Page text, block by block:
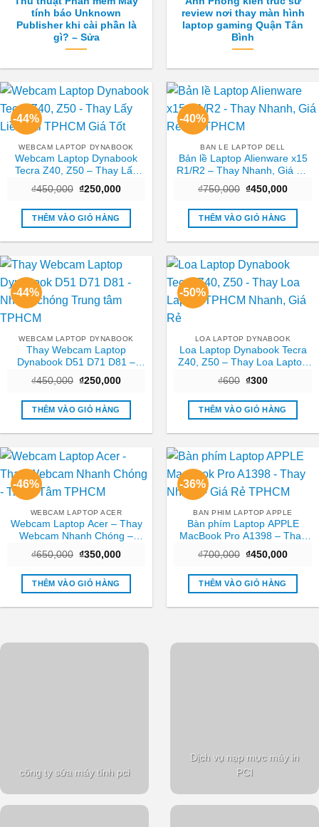
tính báo Unknown
Publisher khi cài phần là
gì? – Sửa
review nơi thay màn hình
laptop gaming Quận Tân
Bình
-44%
WEBCAM LAPTOP DYNABOOK
Webcam Laptop Dynabook
Tecra Z40, Z50 – Thay Lấy
₫450,000 Giá
là:
₫450,000.
₫250,000Giá
tại
₫250,000.
THÊM VÀO GIỎ HÀNG
-40%
BAN LE LAPTOP DELL
Bản lề Laptop Alienware x15
R1/R2 – Thay Nhanh, Giá Rẻ
₫750,000 Giá
là:
₫750,000.
₫450,000Giá
tại
THÊM VÀO GIỎ HÀNG
-44%
WEBCAM LAPTOP DYNABOOK
Thay Webcam Laptop
Dynabook D51 D71 D81 –
TPHCM
₫450,000 Giá
là:
₫450,000.
₫250,000Giá
tại
₫250,000.
THÊM VÀO GIỎ HÀNG
-50%
LOA LAPTOP DYNABOOK
Loa Laptop Dynabook Tecra
Z40, Z50 – Thay Loa Laptop
₫600 Giá
là:
₫600.
₫300Giá
tại
là:
₫300.
THÊM VÀO GIỎ HÀNG
-46%
WEBCAM LAPTOP ACER
Webcam Laptop Acer – Thay
Webcam Nhanh Chóng –
₫650,000 Giá
là:
₫650,000.
₫350,000Giá
tại
₫350,000.
THÊM VÀO GIỎ HÀNG
-36%
BAN PHIM LAPTOP APPLE
Bàn phím Laptop APPLE
MacBook Pro A1398 – Thay
₫700,000 Giá
là:
₫700,000.
₫450,000Giá
tại
THÊM VÀO GIỎ HÀNG
công ty sửa máy tính pci
Dịch vụ nạp mực máy in
PCI